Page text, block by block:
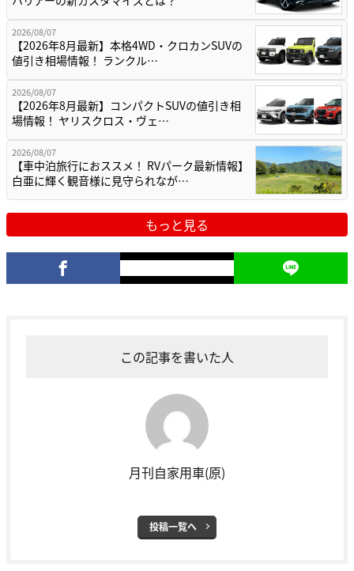
2026/08/07
【2026年8月最新】本格4WD・クロカンSUVの
値引き相場情報！ ランクル…
2026/08/07
【2026年8月最新】コンパクトSUVの値引き相
場情報！ ヤリスクロス・ヴェ…
2026/08/07
【車中泊旅行におススメ！ RVパーク最新情報】
白亜に輝く観音様に見守られなが…
もっと見る
この記事を書いた人
月刊自家用車(原)
投稿一覧へ